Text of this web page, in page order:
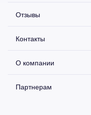
Отзывы
Контакты
О компании
Партнерам